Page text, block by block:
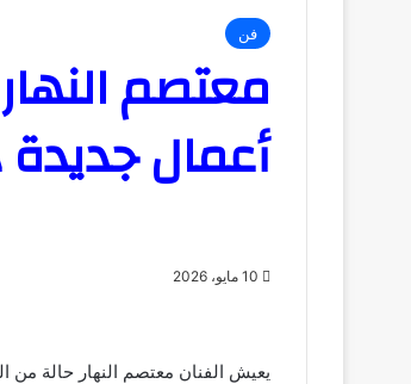
فن
أعمال
10 مايو، 2026
يعيش الفنان معتصم النهار حالة